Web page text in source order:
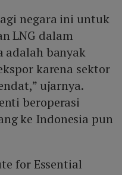
negara ini untuk
LNG dalam
adalah banyak
karena sektor
ujarnya.
beroperasi
ke Indonesia pun
for Essential